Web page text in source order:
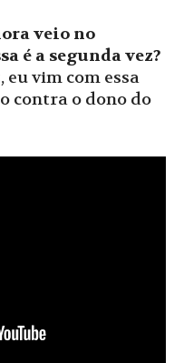
veio no
é a segunda vez?
eu vim com essa
contra o dono do